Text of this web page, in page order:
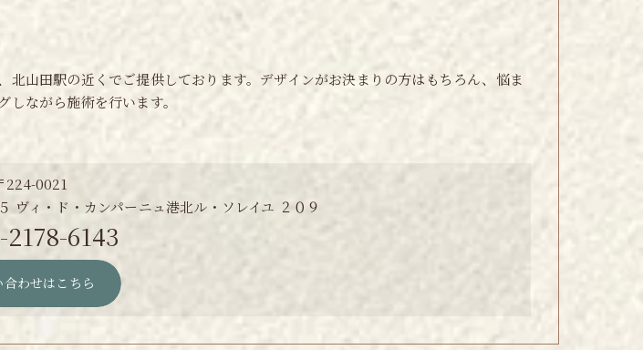
北山田駅の近くでご提供しております。デザインがお決まりの方はもちろん、悩ま
ながら施術を行います。
224-0021
ヴィ・ド・カンパーニュ港北ル・ソレイユ ２０９
2178-6143
合わせはこちら